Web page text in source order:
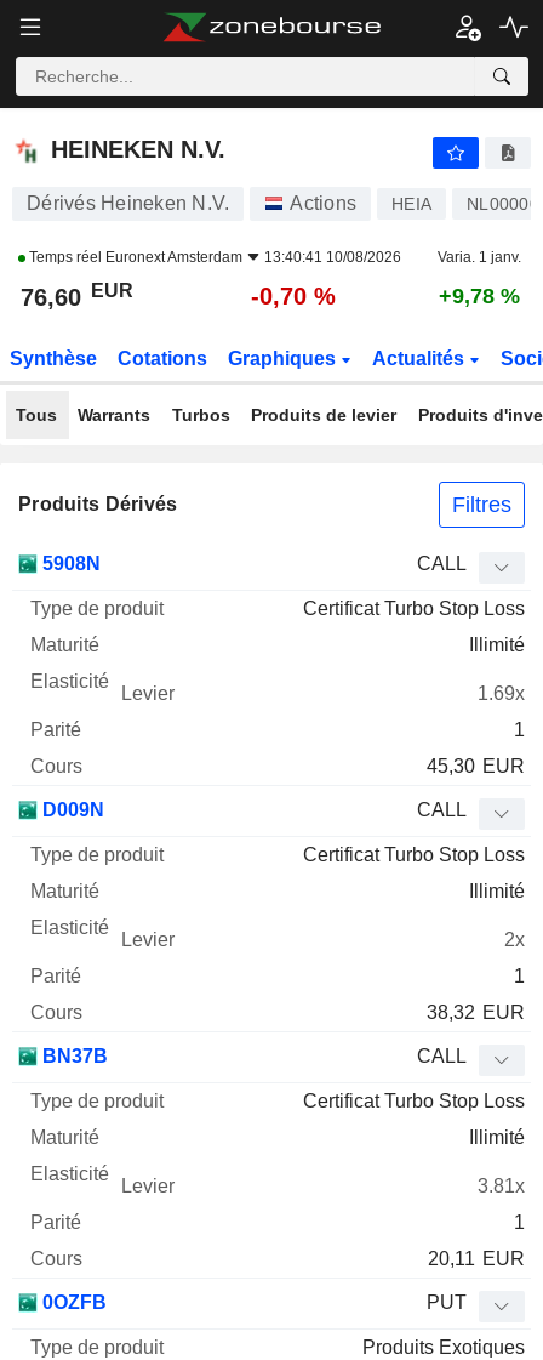
HEINEKEN N.V.
HEINEKEN N.V.
Dérivés Heineken N.V. Actions HEIA
Temps réel Euronext Amsterdam 13:40:41 10/08/2026 Varia. 1 janv.
76,60 EUR -0,70 % +9,78 %
Synthèse Cotations Graphiques Actualités
Tous Warrants Turbos Produits de levier Produits
Produits Dérivés Filtres
Mnemo Type produit
Elasticité Levier Parité
5908N CALL
Certificat Turbo Stop Loss
Illimité
1.69x
1
45,30 EUR
D009N CALL
Certificat Turbo Stop Loss
Illimité
2x
1
38,32 EUR
BN37B CALL
Certificat Turbo Stop Loss
Illimité
3.81x
1
20,11 EUR
0OZFB PUT
Produits Exotiques